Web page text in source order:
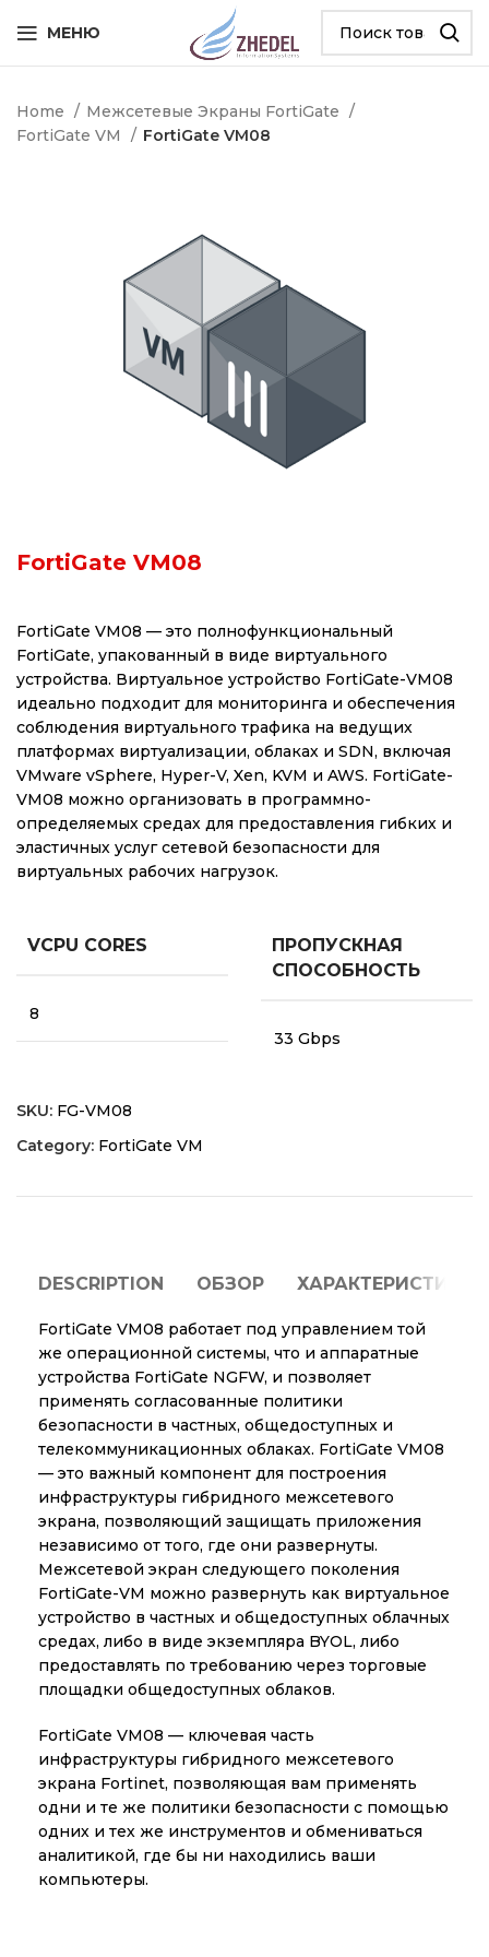
МЕНЮ
Home
Межсетевые Экраны FortiGate
FortiGate VM
FortiGate VM08
FortiGate VM08
FortiGate VM08 — это полнофункциональный
FortiGate, упакованный в виде виртуального
устройства. Виртуальное устройство FortiGate-VM08
идеально подходит для мониторинга и обеспечения
соблюдения виртуального трафика на ведущих
платформах виртуализации, облаках и SDN, включая
VMware vSphere, Hyper-V, Xen, KVM и AWS. FortiGate-
VM08 можно организовать в программно-
определяемых средах для предоставления гибких и
эластичных услуг сетевой безопасности для
виртуальных рабочих нагрузок.
VCPU CORES
8
ПРОПУСКНАЯ
СПОСОБНОСТЬ
33 Gbps
SKU: FG-VM08
Category: FortiGate VM
DESCRIPTION ОБЗОР ХАРАКТЕРИСТИКИ
FortiGate VM08 работает под управлением той
же операционной системы, что и аппаратные
устройства FortiGate NGFW, и позволяет
применять согласованные политики
безопасности в частных, общедоступных и
телекоммуникационных облаках. FortiGate VM08
— это важный компонент для построения
инфраструктуры гибридного межсетевого
экрана, позволяющий защищать приложения
независимо от того, где они развернуты.
Межсетевой экран следующего поколения
FortiGate-VM можно развернуть как виртуальное
устройство в частных и общедоступных облачных
средах, либо в виде экземпляра BYOL, либо
предоставлять по требованию через торговые
площадки общедоступных облаков.
FortiGate VM08 — ключевая часть
инфраструктуры гибридного межсетевого
экрана Fortinet, позволяющая вам применять
одни и те же политики безопасности с помощью
одних и тех же инструментов и обмениваться
аналитикой, где бы ни находились ваши
компьютеры.